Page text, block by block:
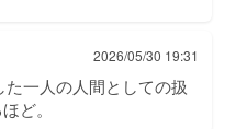
2026/05/30 19:31
た一人の人間としての扱
ど。